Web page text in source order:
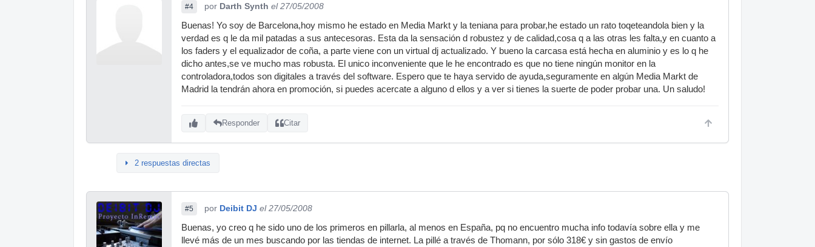
#4 por Darth Synth el 27/05/2008
Buenas! Yo soy de Barcelona,hoy mismo he estado en Media Markt y la teniana para probar,he estado un rato toqeteandola bien y la
verdad es q le da mil patadas a sus antecesoras. Esta da la sensación d robustez y de calidad,cosa q a las otras les falta,y en cuanto a
los faders y el equalizador de coña, a parte viene con un virtual dj actualizado. Y bueno la carcasa está hecha en aluminio y es lo q he
dicho antes,se ve mucho mas robusta. El unico inconveniente que le he encontrado es que no tiene ningún monitor en la
controladora,todos son digitales a través del software. Espero que te haya servido de ayuda,seguramente en algún Media Markt de
Madrid la tendrán ahora en promoción, si puedes acercate a alguno d ellos y a ver si tienes la suerte de poder probar una. Un saludo!
Responder Citar
2 respuestas directas
#5 por Deibit DJ el 27/05/2008
Buenas, yo creo q he sido uno de los primeros en pillarla, al menos en España, pq no encuentro mucha info todavía sobre ella y me
llevé más de un mes buscando por las tiendas de internet. La pillé a través de Thomann, por sólo 318€ y sin gastos de envío